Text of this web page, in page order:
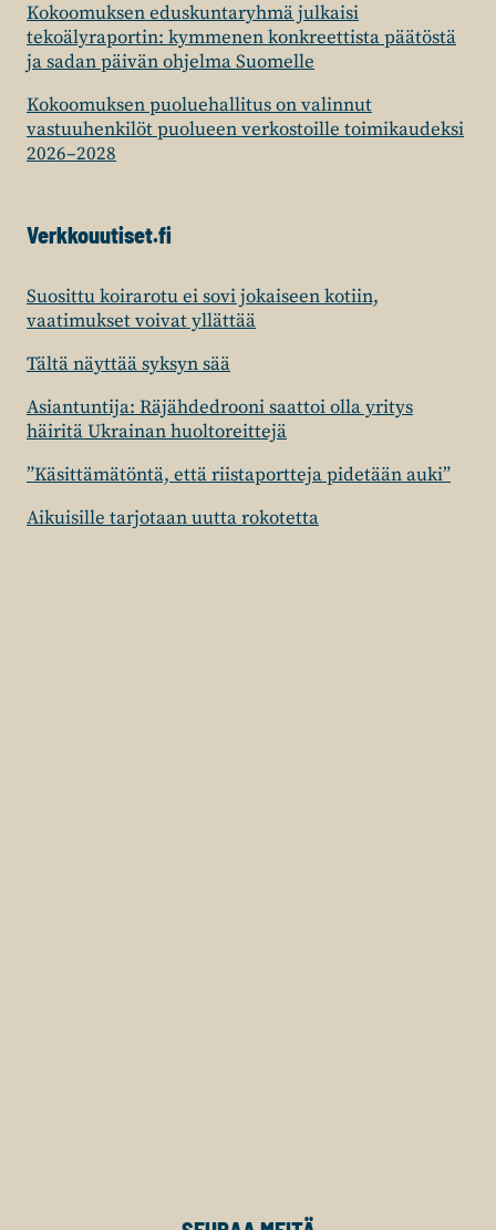
Kokoomuksen eduskuntaryhmä julkaisi
tekoälyraportin: kymmenen konkreettista päätöstä
ja sadan päivän ohjelma Suomelle
Kokoomuksen puoluehallitus on valinnut
vastuuhenkilöt puolueen verkostoille toimikaudeksi
2026–2028
Verkkouutiset.fi
Suosittu koirarotu ei sovi jokaiseen kotiin,
vaatimukset voivat yllättää
Tältä näyttää syksyn sää
Asiantuntija: Räjähdedrooni saattoi olla yritys
häiritä Ukrainan huoltoreittejä
”Käsittämätöntä, että riistaportteja pidetään auki”
Aikuisille tarjotaan uutta rokotetta